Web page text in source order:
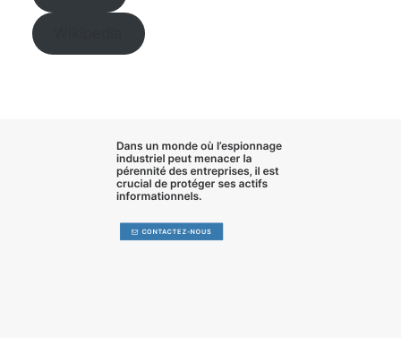
Dans un monde où l’espionnage
industriel peut menacer la
pérennité des entreprises, il est
crucial de protéger ses actifs
informationnels.
CONTACTEZ-NOUS